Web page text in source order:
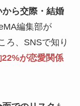
ら交際・結婚
編集部が
ろ、SNSで知り
が恋愛関係